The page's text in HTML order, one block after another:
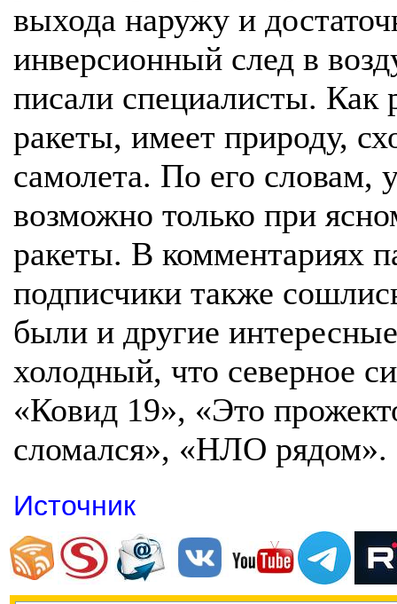
выхода наружу и
инверсионный след в
писали специалисты. Как
ракеты, имеет природу,
самолета. По его словам,
возможно только при
ракеты. В комментариях
подписчики также
были и другие
холодный, что северное
«Ковид 19», «Это
сломался», «НЛО рядом».
Источник